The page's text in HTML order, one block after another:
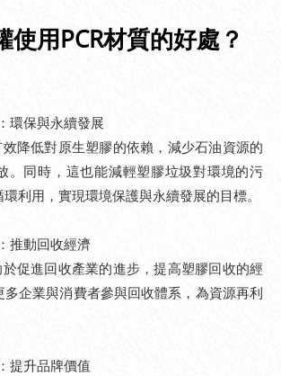
使用PCR材質的好處？
環保與永續發展
效降低對原生塑膠的依賴，減少石油資源的
。同時，這也能減輕塑膠垃圾對環境的污
利用，實現環境保護與永續發展的目標。
推動回收經濟
於促進回收產業的進步，提高塑膠回收的經
企業與消費者參與回收體系，為資源再利
提升品牌價值